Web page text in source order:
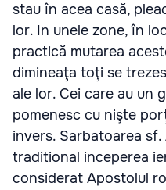
stau în acea casă,
lor. In unele zone, în
practică mutarea
dimineaţa toţi se
ale lor. Cei care au un
pomenesc cu nişte
invers. Sarbatoarea
traditional inceperea
considerat Apostolul